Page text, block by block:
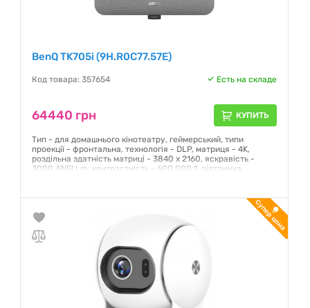
BenQ TK705i (9H.R0C77.57E)
Код товара: 357654 Есть на складе
64440 грн КУПИТЬ
Тип - для домашнього кінотеатру, геймерський, типи
проекції - фронтальна, технологія - DLP, матриця - 4K,
роздільна здатність матриці - 3840 x 2160, яскравість -
3000 ANSI Lm, контрастність - 600 000:1, підтримка